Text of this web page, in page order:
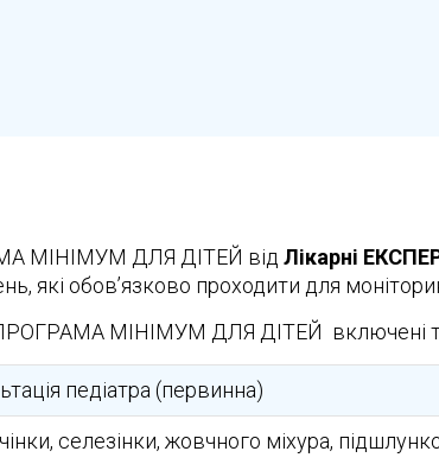
МІНІМУМ ДЛЯ ДІТЕЙ від Лікарні
які обов’язково проходити для
МІНІМУМ ДЛЯ ДІТЕЙ включені
педіатра (первинна)
селезінки, жовчного міхура,